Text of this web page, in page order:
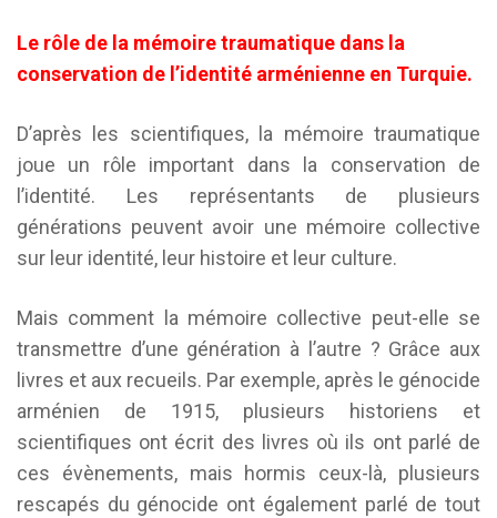
Le rôle de la mémoire traumatique dans la
conservation de l’identité arménienne en Turquie.
D’après les scientifiques, la mémoire traumatique
joue un rôle important dans la conservation de
l’identité. Les représentants de plusieurs
générations peuvent avoir une mémoire collective
sur leur identité, leur histoire et leur culture.
Mais comment la mémoire collective peut-elle se
transmettre d’une génération à l’autre ? Grâce aux
livres et aux recueils. Par exemple, après le génocide
arménien de 1915, plusieurs historiens et
scientifiques ont écrit des livres où ils ont parlé de
ces évènements, mais hormis ceux-là, plusieurs
rescapés du génocide ont également parlé de tout